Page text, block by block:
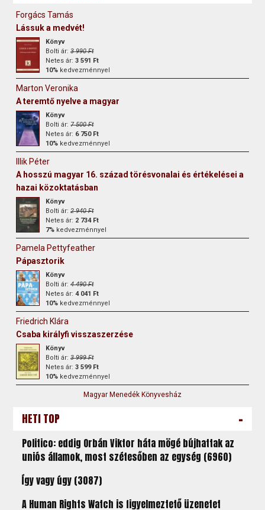
Forgács Tamás
Lássuk a medvét!
Könyv
Bolti ár:3 990 Ft
Netes ár:3 591 Ft
10% kedvezménnyel
Marton Veronika
A teremtő nyelve a magyar
Könyv
Bolti ár:7 500 Ft
Netes ár: 6 750 Ft
10% kedvezménnyel
Illik Péter
A hosszú magyar 16. század törésvonalai és értékelései a
hazai közoktatásban
Könyv
Bolti ár:2 940 Ft
Netes ár: 2 734 Ft
7% kedvezménnyel
Pamela Pettyfeather
Pápasztorik
Könyv
Bolti ár:4 490 Ft
Netes ár:4 041 Ft
10% kedvezménnyel
Friedrich Klára
Csaba királyfi visszaszerzése
Könyv
Bolti ár:3 999 Ft
Netes ár:3 599 Ft
10% kedvezménnyel
Magyar Menedék Könyvesház
HETI TOP -
Politico: eddig Orbán Viktor háta mögé bújhattak az
uniós államok, most szétesőben az egység (6960)
Így vagy úgy (3087)
A Human Rights Watch is figyelmeztető üzenetet